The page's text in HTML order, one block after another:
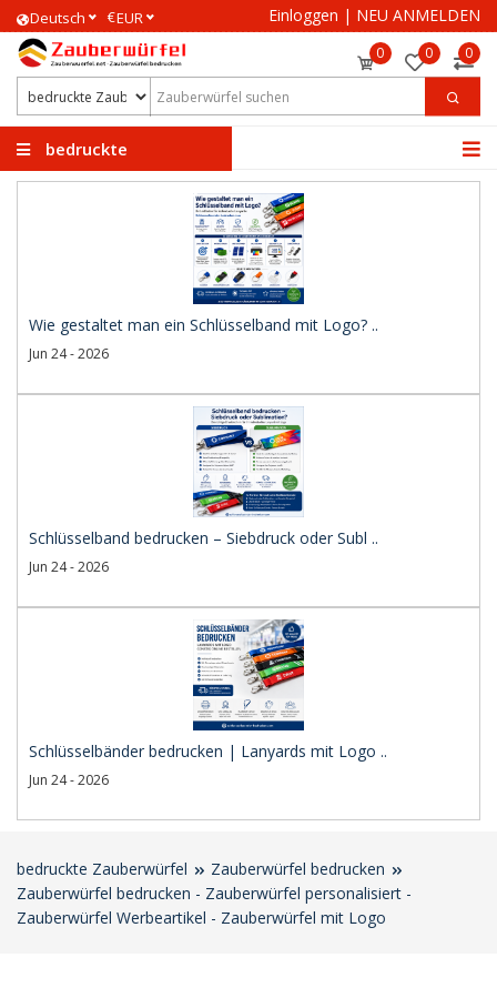
Deutsch €EUR Einloggen | NEU ANMELDEN
0 0 0
bedruckte
Wie gestaltet man ein Schlüsselband mit Logo? ..
Jun 24 - 2026
Schlüsselband bedrucken – Siebdruck oder Subl ..
Jun 24 - 2026
Schlüsselbänder bedrucken | Lanyards mit Logo ..
Jun 24 - 2026
bedruckte Zauberwürfel
Zauberwürfel bedrucken
Zauberwürfel bedrucken - Zauberwürfel personalisiert -
Zauberwürfel Werbeartikel - Zauberwürfel mit Logo